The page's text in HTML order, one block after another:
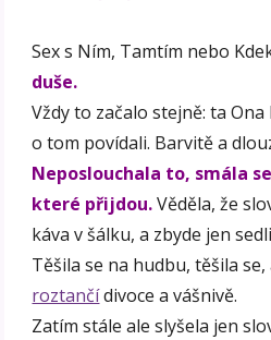
Sex s Ním, Tamtím nebo
duše.
Vždy to začalo stejně: ta
o tom povídali. Barvitě a
Neposlouchala to, smála
které přijdou.Věděla, že
káva v šálku, a zbyde jen
Těšila se na hudbu, těšila
roztančídivoce a vášnivě.
Zatím stále ale slyšela jen